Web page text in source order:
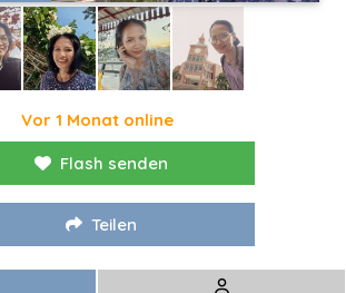
Vor 1 Monat online
Flash senden
Teilen